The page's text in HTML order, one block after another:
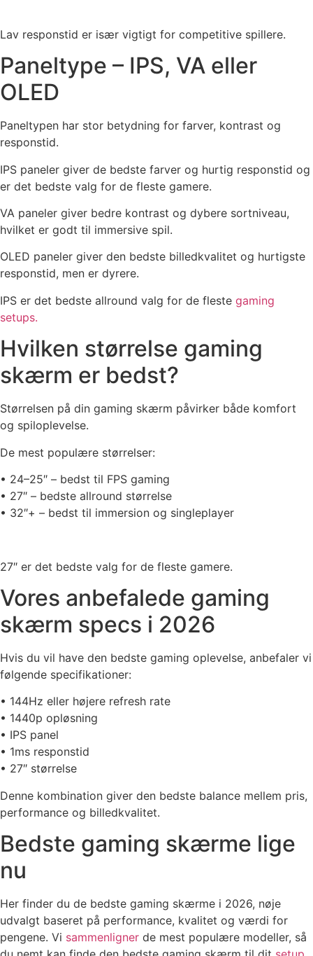
Lav responstid er især vigtigt for competitive spillere.
Paneltype – IPS, VA eller
OLED
Paneltypen har stor betydning for farver, kontrast og
responstid.
IPS paneler giver de bedste farver og hurtig responstid og
er det bedste valg for de fleste gamere.
VA paneler giver bedre kontrast og dybere sortniveau,
hvilket er godt til immersive spil.
OLED paneler giver den bedste billedkvalitet og hurtigste
responstid, men er dyrere.
IPS er det bedste allround valg for de fleste gaming
setups.
Hvilken størrelse gaming
skærm er bedst?
Størrelsen på din gaming skærm påvirker både komfort
og spiloplevelse.
De mest populære størrelser:
• 24–25″ – bedst til FPS gaming
• 27″ – bedste allround størrelse
• 32″+ – bedst til immersion og singleplayer
27″ er det bedste valg for de fleste gamere.
Vores anbefalede gaming
skærm specs i 2026
Hvis du vil have den bedste gaming oplevelse, anbefaler vi
følgende specifikationer:
• 144Hz eller højere refresh rate
• 1440p opløsning
• IPS panel
• 1ms responstid
• 27″ størrelse
Denne kombination giver den bedste balance mellem pris,
performance og billedkvalitet.
Bedste gaming skærme lige
nu
Her finder du de bedste gaming skærme i 2026, nøje
udvalgt baseret på performance, kvalitet og værdi for
pengene. Vi sammenligner de mest populære modeller, så